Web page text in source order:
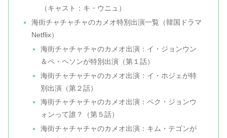
（キャスト：キ・ウニュ）
海街チャチャチャのカメオ特別出演一覧（韓国ドラマ
Netflix）
海街チャチャチャのカメオ出演：イ・ジョンウン
＆ペ・ヘソンが特別出演（第１話）
海街チャチャチャのカメオ出演：イ・ホジェが特
別出演（第２話）
海街チャチャチャのカメオ出演：ペク・ジョンウ
ォンって誰？（第５話）
海街チャチャチャのカメオ出演：キム・テゴンが